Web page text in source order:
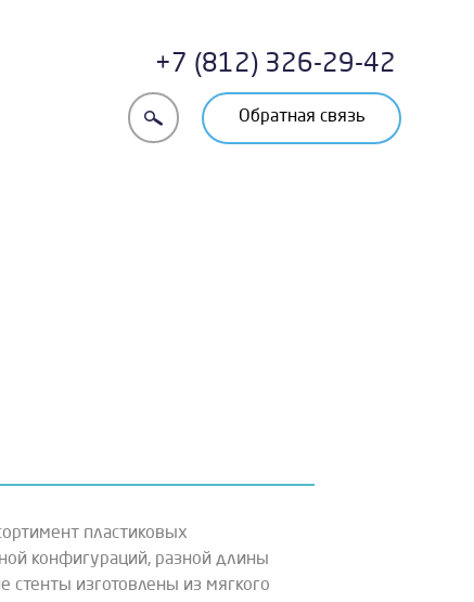
+7 (812) 326-29-42
Обратная связь
пластиковых
конфигураций, разной длины
стенты изготовлены из мягкого